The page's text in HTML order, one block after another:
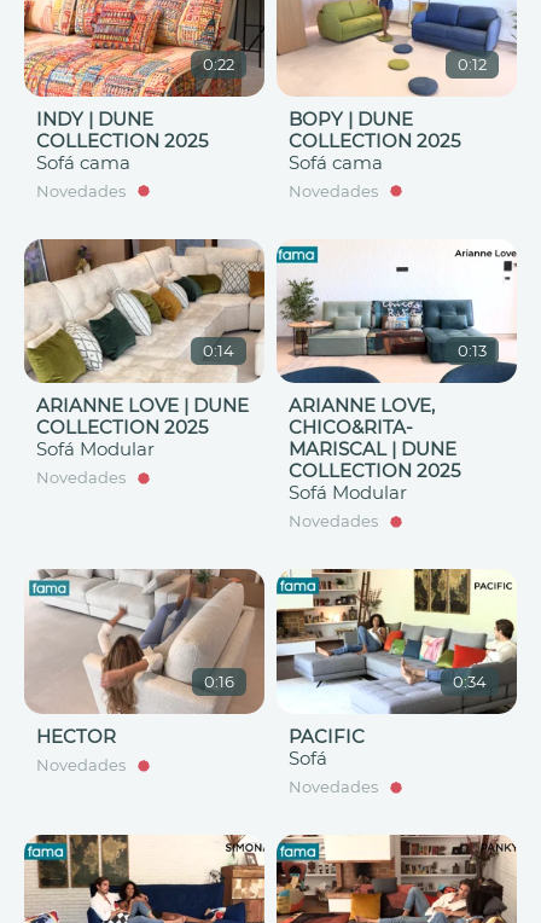
0:22
INDY | DUNE
COLLECTION 2025
Sofá cama
Novedades
0:12
BOPY | DUNE
COLLECTION 2025
Sofá cama
Novedades
0:14
ARIANNE LOVE | DUNE
COLLECTION 2025
Sofá Modular
Novedades
0:13
ARIANNE LOVE,
CHICO&RITA-
MARISCAL | DUNE
COLLECTION 2025
Sofá Modular
Novedades
0:16
HECTOR
Novedades
0:34
PACIFIC
Sofá
Novedades